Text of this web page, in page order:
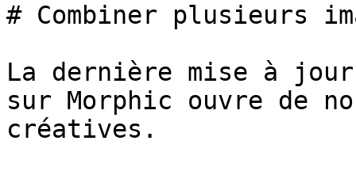
# Combiner plusieurs
La dernière mise à jour
sur Morphic ouvre de
créatives.